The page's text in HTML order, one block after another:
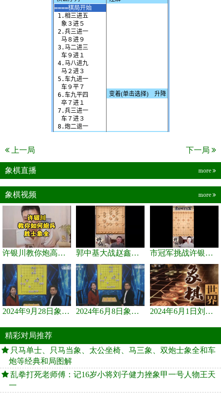
上一局 下一局
象棋直播 more
象棋视频 more
许银川教你炮高兵士象全如何赢士象全，简单四步即可 郭中基大战赵鑫鑫，许银川激情讲解 市冠军挑战许银川，急进中兵变化真激烈！
2024年9月28日象棋世界栏目，刘君、蒋川讲解了第九届杨官璘杯象棋... 2024年6月8日象棋世界，刘君、蒋川讲解了第九届杨官璘杯全国象棋... 2024年6月1日刘君、蒋川讲解第三届上海杯象棋大师赛谢靖与李少庚...
精彩对局推荐
只马单士、只马当象、太公坐椅、马三象、双炮士象全和车
炮等经典和局图解
乱拳打死老师傅：记16岁小将刘子健力挫象甲一号人物王天
一